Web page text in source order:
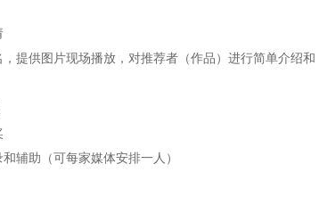
提供图片现场播放，对推荐者（作品）进行简单介绍和
辅助（可每家媒体安排一人）